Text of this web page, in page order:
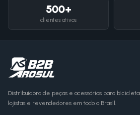
500+
clientes ativos
Distribuidora de peças e acessórios para
lojistas e revendedores em todo o Brasil.